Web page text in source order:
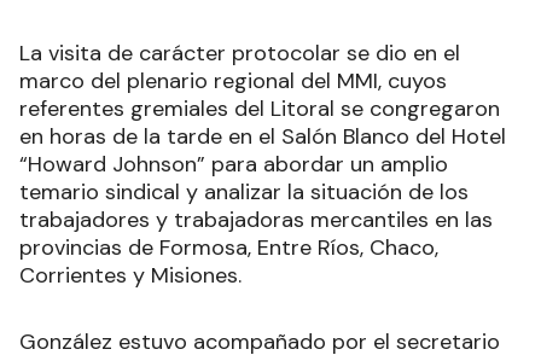
Movimiento Mercantil del Interior (MMI).
La visita de carácter protocolar se dio en el
marco del plenario regional del MMI, cuyos
referentes gremiales del Litoral se congregaron
en horas de la tarde en el Salón Blanco del Hotel
“Howard Johnson” para abordar un amplio
temario sindical y analizar la situación de los
trabajadores y trabajadoras mercantiles en las
Corrientes y Misiones.